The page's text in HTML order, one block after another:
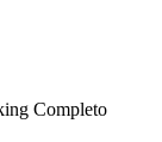
Completo